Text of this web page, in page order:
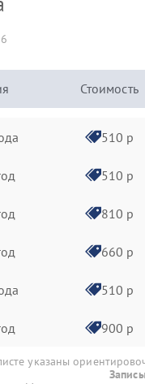
Стоимость
510 р
510 р
810 р
660 р
510 р
900 р
указаны